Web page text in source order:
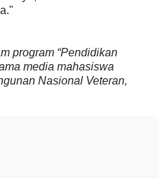
program “Pendidikan
media mahasiswa
Nasional Veteran,